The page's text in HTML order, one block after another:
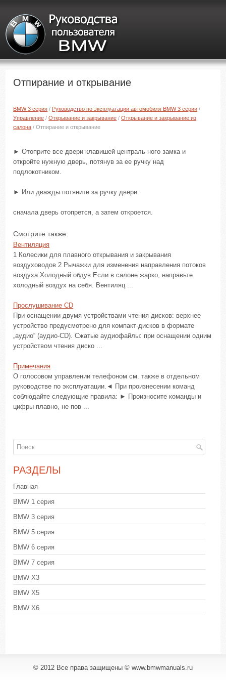
Отпирание и открывание
BMW 3 серия / Руководство по эксплуатации автомобиля BMW 3 серии /
Управление /Открывание и закрывание /Открывание и закрывание:из
салона / Отпирание и открывание
► Отоприте все двери клавишей централь ного замка и
откройте нужную дверь, потянув за ее ручку над
подлокотником.
► Или дважды потяните за ручку двери:
сначала дверь отопрется, а затем откроется.
Смотрите также:
Вентиляция
1 Колесики для плавного открывания и закрывания
воздуховодов 2 Рычажки для изменения направления потоков
воздуха Холодный обдув Если в салоне жарко, направьте
холодный воздух на себя. Вентиляц ...
Прослушивание CD
При оснащении двумя устройствами чтения дисков: верхнее
устройство предусмотрено для компакт-дисков в формате
„аудио“ (аудио-CD). Сжатые аудиофайлы: при оснащении одним
устройством чтения диско ...
Примечания
О голосовом управлении телефоном см. также в отдельном
руководстве по эксплуатации.◄ При произнесении команд
соблюдайте следующие правила: ► Произносите команды и
цифры плавно, не пов ...
РАЗДЕЛЫ
Главная
BMW 1 серия
BMW 3 серия
BMW 5 серия
BMW 6 серия
BMW 7 серия
BMW X3
BMW X5
BMW X6
© 2012 Все права защищены © www.bmwmanuals.ru